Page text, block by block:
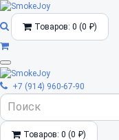
Товаров: 0 (0 ₽)
+7 (914) 960-67-90
Товаров: 0 (0 ₽)